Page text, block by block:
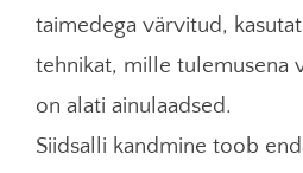
taimedega värvitud,
tehnikat, mille tulemusena
on alati ainulaadsed.
Siidsalli kandmine toob